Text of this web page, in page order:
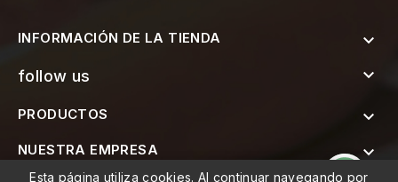
INFORMACIÓN DE LA TIENDA 
follow us 
Esta página utiliza cookies. Al continuar navegando por
PRODUCTOS 
NUESTRA EMPRESA 